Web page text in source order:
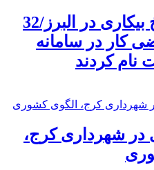
کاهش نرخ بیکاری در البرز/32
کار در سامانه
نام کردند
در شهرداری کرج،